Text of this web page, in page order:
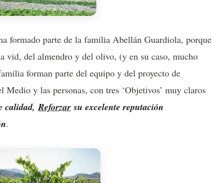
formado parte de la familia Abellán Guardiola, porque
vid, del almendro y del olivo, (y en su caso, mucho
forman parte del equipo y del proyecto de
y las personas, con tres ‘Objetivos’ muy claros
calidad,Reforzar su excelente reputación
.